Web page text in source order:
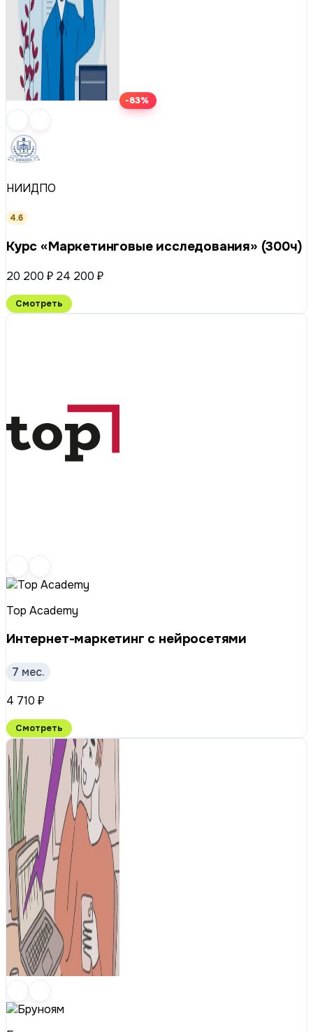
-83%
НИИДПО
4.6
Курс «Маркетинговые исследования» (300ч)
20 200 ₽ 24 200 ₽
Смотреть
Top Academy
Интернет-маркетинг с нейросетями
7 мес.
4 710 ₽
Смотреть